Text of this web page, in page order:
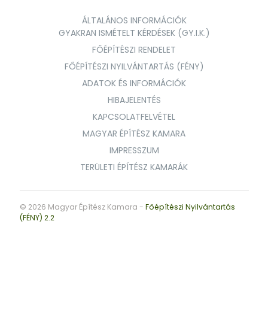
ÁLTALÁNOS INFORMÁCIÓK
GYAKRAN ISMÉTELT KÉRDÉSEK (GY.I.K.)
FŐÉPÍTÉSZI RENDELET
FŐÉPÍTÉSZI NYILVÁNTARTÁS (FÉNY)
ADATOK ÉS INFORMÁCIÓK
HIBAJELENTÉS
KAPCSOLATFELVÉTEL
MAGYAR ÉPÍTÉSZ KAMARA
IMPRESSZUM
TERÜLETI ÉPÍTÉSZ KAMARÁK
© 2026 Magyar Építész Kamara - Főépítészi Nyilvántartás
(FÉNY) 2.2